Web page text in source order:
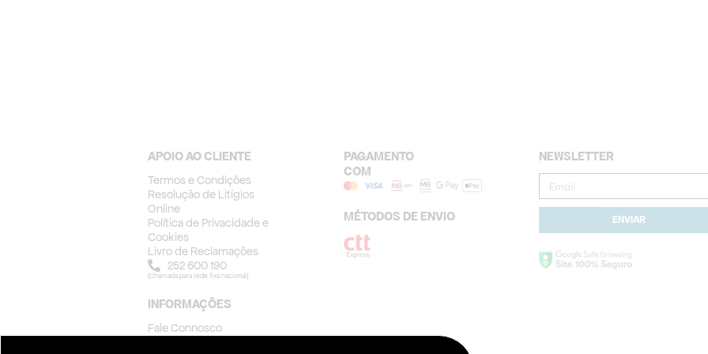
APOIO AO CLIENTE
Termos e Condições
Resolução de Litígios
Online
Política de Privacidade e
Cookies
Livro de Reclamações
252 600 190
(Chamada para rede fixa nacional)
INFORMAÇÕES
Fale Connosco
PAGAMENTO
COM
MÉTODOS DE ENVIO
NEWSLETTER
Email
ENVIAR